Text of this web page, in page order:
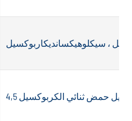
، سيكلوهيكسانديكاربوكسيل